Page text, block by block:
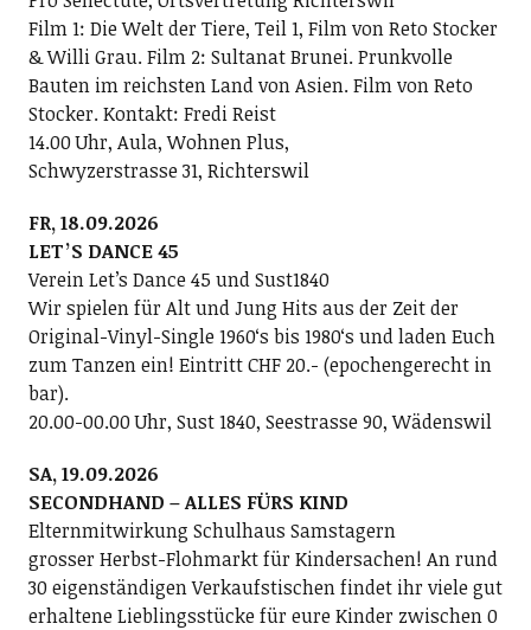
Film 1: Die Welt der Tiere, Teil 1, Film von Reto Stocker
& Willi Grau. Film 2: Sultanat Brunei. Prunkvolle
Bauten im reichsten Land von Asien. Film von Reto
Stocker. Kontakt: Fredi Reist
14.00 Uhr, Aula, Wohnen Plus,
Schwyzerstrasse 31, Richterswil
FR, 18.09.2026
LETʼS DANCE 45
Verein Letʼs Dance 45 und Sust1840
Wir spielen für Alt und Jung Hits aus der Zeit der
Original-Vinyl-Single 1960ʻs bis 1980ʻs und laden Euch
zum Tanzen ein! Eintritt CHF 20.- (epochengerecht in
bar).
20.00-00.00 Uhr, Sust 1840, Seestrasse 90, Wädenswil
SA, 19.09.2026
SECONDHAND – ALLES FÜRS KIND
Elternmitwirkung Schulhaus Samstagern
grosser Herbst-Flohmarkt für Kindersachen! An rund
30 eigenständigen Verkaufstischen findet ihr viele gut
erhaltene Lieblingsstücke für eure Kinder zwischen 0